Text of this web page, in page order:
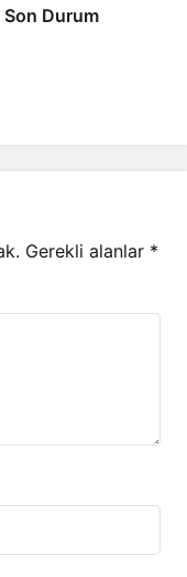
Durum
Gerekli alanlar *